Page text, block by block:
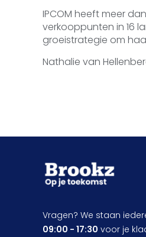
IPCOM heeft meer
verkooppunten in 16
groeistrategie om
Nathalie van
Vragen? We staan
09:00 - 17:30 voor je